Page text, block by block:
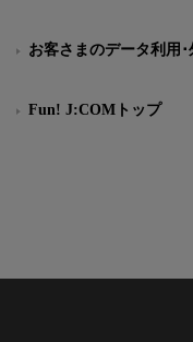
お客さまのデータ利用
Fun! J:COMトップ